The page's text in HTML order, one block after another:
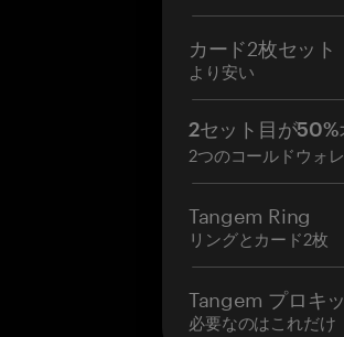
カード2枚セット
より安い
2セット目が50%
2つのコールドウォ
Tangem Ring
リングとカード2枚
Tangem プロキ
必要なのはこれだけ